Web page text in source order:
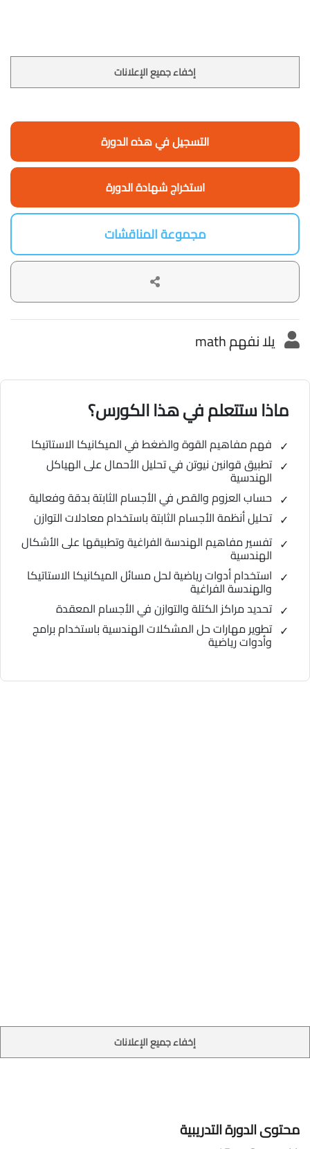
إخفاء جميع الإعلانات
التسجيل في هذه الدورة
استخراج شهادة الدورة
مجموعة المناقشات
يلا نفهم math
ماذا ستتعلم في هذا الكورس؟
فهم مفاهيم القوة والضغط في الميكانيكا الاستاتيكا
تطبيق قوانين نيوتن في تحليل الأحمال على الهياكل
الهندسية
حساب العزوم والقص في الأجسام الثابتة بدقة وفعالية
تحليل أنظمة الأجسام الثابتة باستخدام معادلات التوازن
تفسير مفاهيم الهندسة الفراغية وتطبيقها على الأشكال
الهندسية
استخدام أدوات رياضية لحل مسائل الميكانيكا الاستاتيكا
والهندسة الفراغية
تحديد مراكز الكتلة والتوازن في الأجسام المعقدة
تطوير مهارات حل المشكلات الهندسية باستخدام برامج
وأدوات رياضية
إخفاء جميع الإعلانات
محتوى الدورة التدريبية